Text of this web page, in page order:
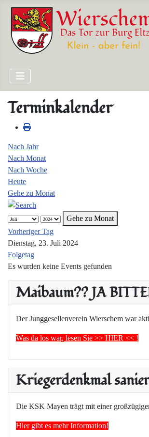
Maibaum?? JA
Der Junggesellenverein Wierschem war
Was da los war, lesen Sie >> HIER << !
Kriegerdenkmal
Die KSK Mayen trägt mit einer
Hier gibt es mehr Information!
Terminkalender
Nach Jahr
Nach Monat
Nach Woche
Heute
Gehe zu Monat
Gehe zu Monat
Vorheriger Tag
Dienstag, 23. Juli 2024
Folgetag
Es wurden keine Events gefunden